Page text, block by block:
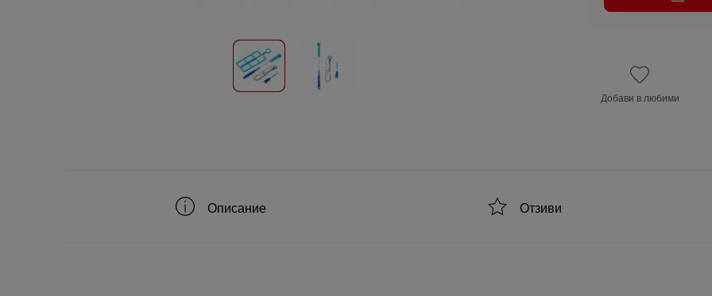
Добави в любими
Описание Отзиви